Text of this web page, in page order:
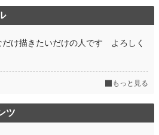
け描きたいだけの人です よろしく
もっと見る
ツ